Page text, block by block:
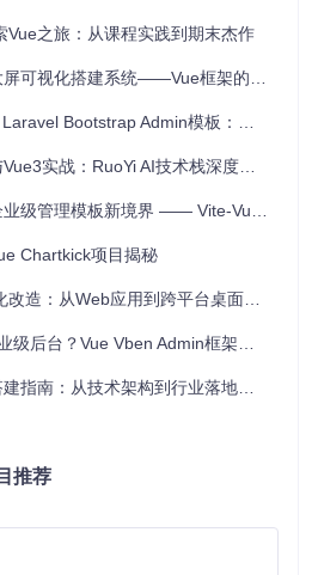
用到创新实践
通常需要经历"待处理-开发中-测试-
Jira等专业工具相比，Vue看板组件
端的看板体验优化
理系统能够无缝支持多设备访问。Vu
，在保持核心功能完整的前提下，
则优化为触控友好的卡片设计，确保
段（简历筛选-初面-复面-Offer-入
Vue之旅：从课程实践到期末杰作
可视化搭建系统——Vue框架的杰作
Admin模板：一站式后台解决方案
实战：RuoYi AI技术栈深度剖析
管理模板新境界 —— Vite-Vue-Admin
Chartkick项目揭秘
从Web应用到跨平台桌面系统的技术实践
？Vue Vben Admin框架选型与实操指南
南：从技术架构到行业落地的完整方案
推荐